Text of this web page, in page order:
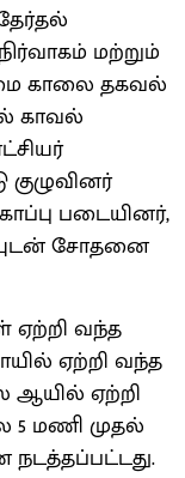
மற்றும்
காலை தகவல்
காவல்
படையினர்,
சோதனை
ஏற்றி வந்த
ஏற்றி வந்த
ஆயில் ஏற்றி
5 மணி முதல்
நடத்தப்பட்டது.